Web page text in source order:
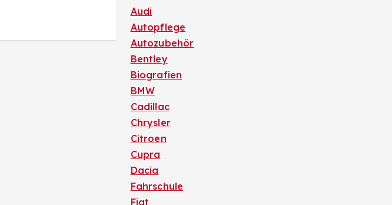
Audi
Autopflege
Autozubehör
Bentley
Biografien
BMW
Cadillac
Chrysler
Citroen
Cupra
Dacia
Fahrschule
Fiat